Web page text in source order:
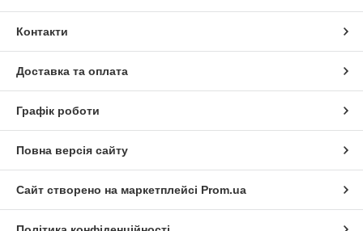
Контакти
Доставка та оплата
Графік роботи
Повна версія сайту
Сайт створено на маркетплейсі Prom.ua